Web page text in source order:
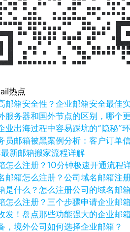
热点
邮箱安全性？企业邮箱安全最佳
服务器和国外节点的区别，哪个
业出海过程中容易踩坑的“隐秘”
员邮箱被黑案例分析：客户订单
新邮箱搬家流程详解
怎么注册？10分钟极速开通流程
邮箱怎么注册？公司域名邮箱注
是什么？怎么注册公司的域名邮
怎么注册？三个步骤申请企业邮
发！盘点那些功能强大的企业邮箱
，境外公司如何选择企业邮箱？